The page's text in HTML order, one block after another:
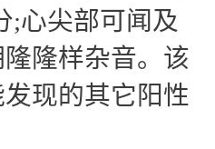
;心尖部可闻及
隆样杂音。该
现的其它阳性